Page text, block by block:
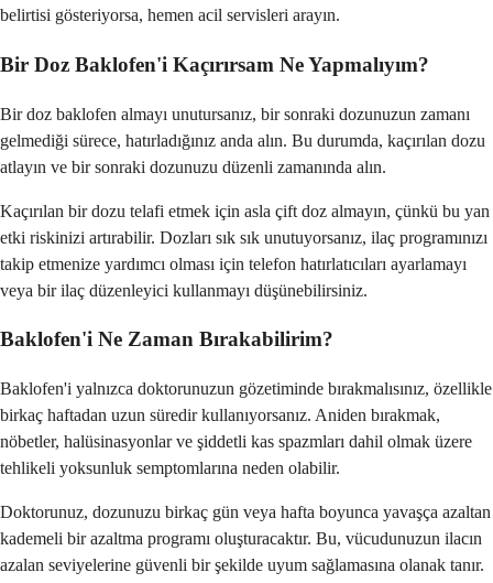
belirtisi gösteriyorsa, hemen acil servisleri arayın.
Bir Doz Baklofen'i Kaçırırsam Ne Yapmalıyım?
Bir doz baklofen almayı unutursanız, bir sonraki dozunuzun zamanı
gelmediği sürece, hatırladığınız anda alın. Bu durumda, kaçırılan dozu
atlayın ve bir sonraki dozunuzu düzenli zamanında alın.
Kaçırılan bir dozu telafi etmek için asla çift doz almayın, çünkü bu yan
etki riskinizi artırabilir. Dozları sık sık unutuyorsanız, ilaç programınızı
takip etmenize yardımcı olması için telefon hatırlatıcıları ayarlamayı
veya bir ilaç düzenleyici kullanmayı düşünebilirsiniz.
Baklofen'i Ne Zaman Bırakabilirim?
Baklofen'i yalnızca doktorunuzun gözetiminde bırakmalısınız, özellikle
birkaç haftadan uzun süredir kullanıyorsanız. Aniden bırakmak,
nöbetler, halüsinasyonlar ve şiddetli kas spazmları dahil olmak üzere
tehlikeli yoksunluk semptomlarına neden olabilir.
Doktorunuz, dozunuzu birkaç gün veya hafta boyunca yavaşça azaltan
kademeli bir azaltma programı oluşturacaktır. Bu, vücudunuzun ilacın
azalan seviyelerine güvenli bir şekilde uyum sağlamasına olanak tanır.